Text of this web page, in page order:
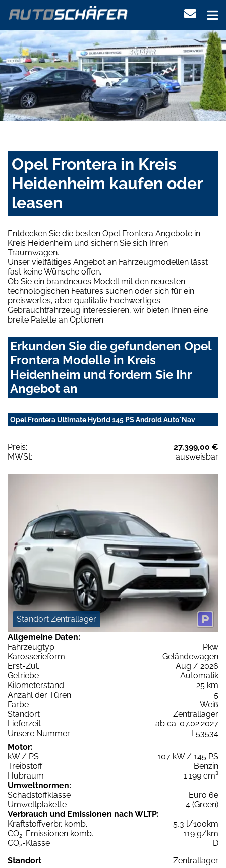
Opel Frontera in Kreis
Heidenheim kaufen oder
leasen
Entdecken Sie die besten Opel Frontera Angebote in
Kreis Heidenheim und sichern Sie sich Ihren
Traumwagen.
Unser vielfältiges Angebot an Fahrzeugmodellen lässt
fast keine Wünsche offen.
Ob Sie ein brandneues Modell mit den neuesten
technologischen Features suchen oder sich für ein
preiswertes, aber qualitativ hochwertiges
Gebrauchtfahrzeug interessieren, wir bieten Ihnen eine
breite Palette an Optionen.
Erkunden Sie die gefundenen Opel
Frontera Modelle in Kreis
Heidenheim und fordern Sie Ihr
Angebot an
Opel Frontera Ultimate Hybrid 145 PS Android Auto*Nav
Preis:
27.399,00 €
MWSt:
ausweisbar
Standort Zentrallager
Allgemeine Daten:
Fahrzeugtyp
Pkw
Karosserieform
Geländewagen
Erst-Zul.
Aug / 2026
Getriebe
Automatik
Kilometerstand
25 km
Anzahl der Türen
5
Farbe
Weiß
Standort
Zentrallager
Lieferzeit
ab ca. 07.02.2027
Unsere Nummer
T.53534
Motor:
kW / PS
107 kW / 145 PS
Treibstoff
Benzin
Hubraum
1.199 cm³
Umweltnormen:
Schadstoffklasse
Euro 6e
Umweltplakette
4 (Green)
Verbrauch und Emissionen nach WLTP:
Kraftstoffverbr. komb.
5,3 l/100km
CO2-Emissionen komb.
119 g/km
CO2-Klasse
D
Standort
Zentrallager